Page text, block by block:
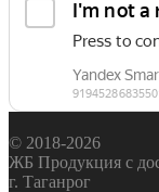
© 2018-2026
ЖБ Продукция с
г. Таганрог